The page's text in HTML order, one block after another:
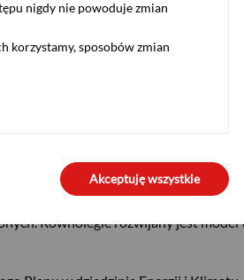
budownictwa.
gazów cieplarnianych z Zakresu 1
i modernizację powierzchni
energii elektrycznej ze źródeł
Równolegle rozwijany jest model
nigdy nie powoduje zmian
korzystamy, sposobów zmian
Akceptuję wszystkie